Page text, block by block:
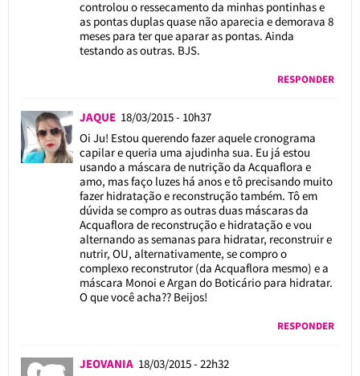
controlou o ressecamento da minhas pontinhas e
as pontas duplas quase não aparecia e demorava 8
meses para ter que aparar as pontas. Ainda
testando as outras. BJS.
RESPONDER
JAQUE 18/03/2015 - 10h37
Oi Ju! Estou querendo fazer aquele cronograma
capilar e queria uma ajudinha sua. Eu já estou
usando a máscara de nutrição da Acquaflora e
amo, mas faço luzes há anos e tô precisando muito
fazer hidratação e reconstrução também. Tô em
dúvida se compro as outras duas máscaras da
Acquaflora de reconstrução e hidratação e vou
alternando as semanas para hidratar, reconstruir e
nutrir, OU, alternativamente, se compro o
complexo reconstrutor (da Acquaflora mesmo) e a
máscara Monoi e Argan do Boticário para hidratar.
O que você acha?? Beijos!
RESPONDER
JEOVANIA 18/03/2015 - 22h32